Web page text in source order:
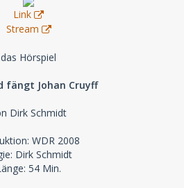
Link
Stream
das Hörspiel
fängt Johan Cruyff
Dirk Schmidt
WDR 2008
Dirk Schmidt
54 Min.